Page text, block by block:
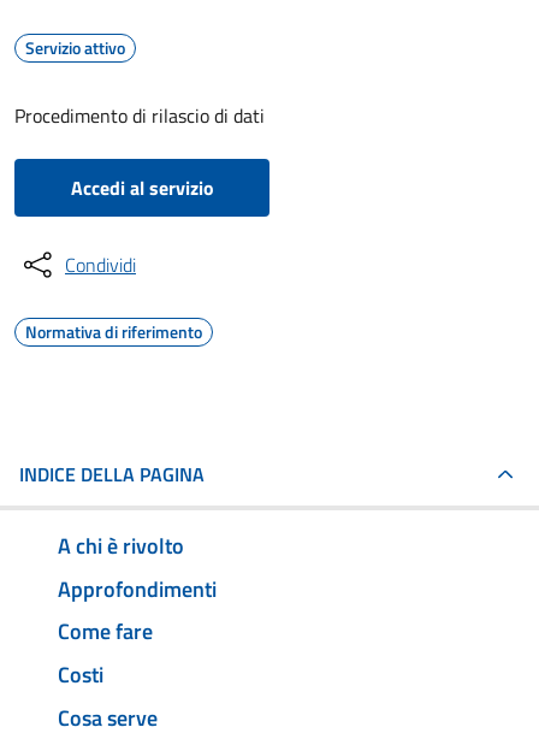
Servizio attivo
Procedimento di rilascio di dati
Accedi al servizio
Condividi
Normativa di riferimento
INDICE DELLA PAGINA
A chi è rivolto
Approfondimenti
Come fare
Costi
Cosa serve